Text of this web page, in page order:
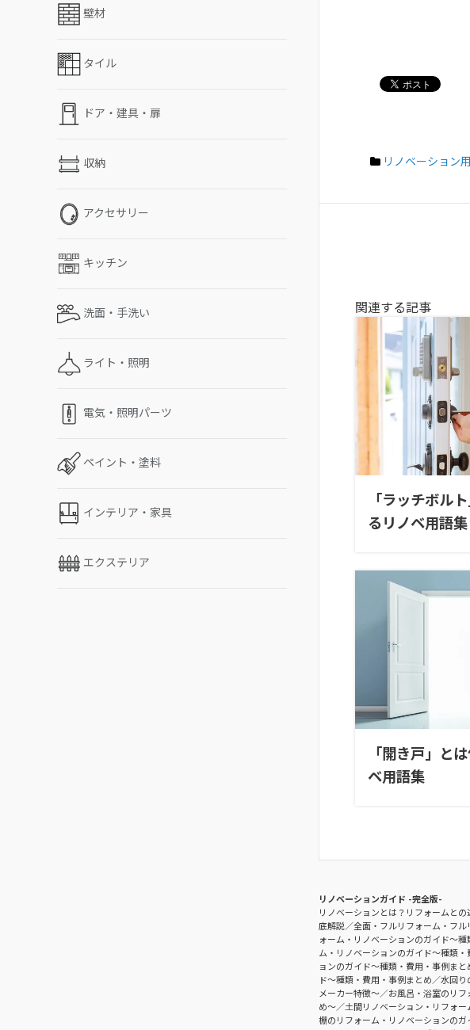
リノベーション
関連する記事
「ラッチボル
るリノベ用語集
「開き戸」と
ベ用語集
リノベーションガイド -完全版-
リノベーションとは？リフォームと
底解説
全面・フルリフォーム・フ
ォーム・リノベーションのガイド〜
ム・リノベーションのガイド〜種類
ョンのガイド〜種類・費用・事例まと
ド〜種類・費用・事例まとめ
水回り
メーカー特徴〜
お風呂・浴室のリ
め〜
土間リノベーション・リフォ
棚のリフォーム・リノベーションの
壁材
タイル
ドア・建具・扉
収納
アクセサリー
キッチン
洗面・手洗い
ライト・照明
電気・照明パーツ
ペイント・塗料
インテリア・家具
エクステリア